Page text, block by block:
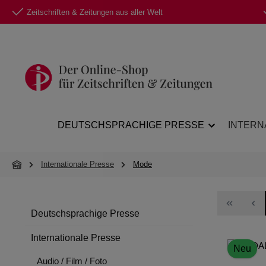
Hauptinhalt springen
Zur Suche springen
Zur Hauptnavigation springen
Zeitschriften & Zeitungen aus aller Welt
DEUTSCHSPRACHIGE PRESSE
Internationale Presse Mode
Deutschsprachige Presse
Internationale Presse
Audio / Film / Foto
Neu